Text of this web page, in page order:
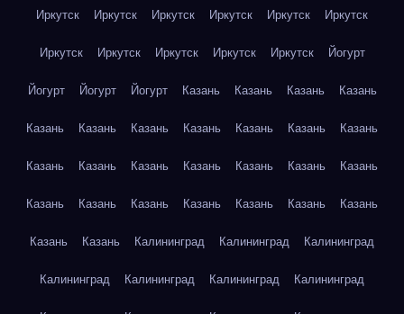
Иркутск Иркутск Иркутск Иркутск Иркутск Иркутск
Иркутск Иркутск Иркутск Иркутск Иркутск Йогурт
Йогурт Йогурт Йогурт Казань Казань Казань Казань
Казань Казань Казань Казань Казань Казань Казань
Казань Казань Казань Казань Казань Казань Казань
Казань Казань Казань Казань Казань Казань Казань
Казань Казань Калининград Калининград Калининград
Калининград Калининград Калининград Калининград